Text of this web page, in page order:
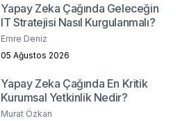
Yapay Zeka Çağında Geleceğin
IT Stratejisi Nasıl Kurgulanmalı?
Emre Deniz
05 Ağustos 2026
Yapay Zeka Çağında En Kritik
Kurumsal Yetkinlik Nedir?
Murat Özkan